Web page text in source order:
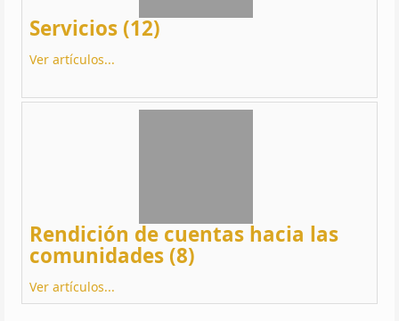
Servicios (12)
Ver artículos...
Rendición de cuentas hacia las
comunidades (8)
Ver artículos...